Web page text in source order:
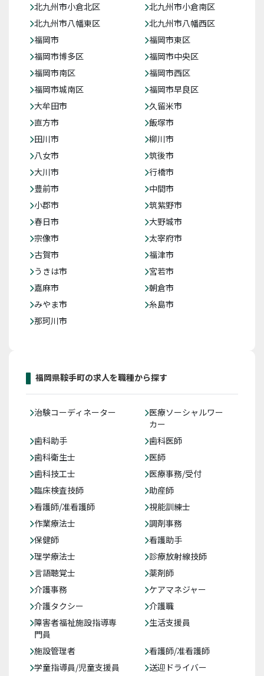
北九州市小倉北区
北九州市小倉南区
北九州市八幡東区
北九州市八幡西区
福岡市
福岡市東区
福岡市博多区
福岡市中央区
福岡市南区
福岡市西区
福岡市城南区
福岡市早良区
大牟田市
久留米市
直方市
飯塚市
田川市
柳川市
八女市
筑後市
大川市
行橋市
豊前市
中間市
小郡市
筑紫野市
春日市
大野城市
宗像市
太宰府市
古賀市
福津市
うきは市
宮若市
嘉麻市
朝倉市
みやま市
糸島市
那珂川市
福岡県鞍手町の求人を職種から探す
治験コーディネーター
医療ソーシャルワー
カー
歯科助手
歯科医師
歯科衛生士
医師
歯科技工士
医療事務/受付
臨床検査技師
助産師
看護師/准看護師
視能訓練士
作業療法士
調剤事務
保健師
看護助手
理学療法士
診療放射線技師
言語聴覚士
薬剤師
介護事務
ケアマネジャー
介護タクシー
介護職
障害者福祉施設指導専
門員
生活支援員
施設管理者
看護師/准看護師
学童指導員/児童支援員
送迎ドライバー